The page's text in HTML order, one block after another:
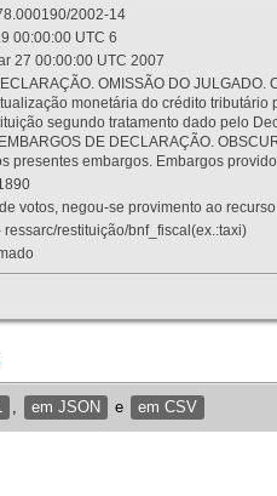
2002-14
00:00:00 UTC 6
27 00:00:00 UTC 2007
OMISSÃO DO
monetária do crédito
segundo tratamento dado pelo
DE DECLARAÇÃO.
presentes embargos. Embargos
votos, negou-se provimento ao
ressarc/restituição/bnf_fiscal(ex.:taxi)
em JSON e em CSV